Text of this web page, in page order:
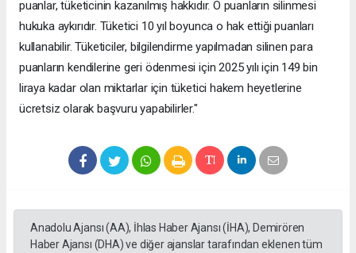
puanlar, tüketicinin kazanılmış hakkıdır. O puanların silinmesi
hukuka aykırıdır. Tüketici 10 yıl boyunca o hak ettiği puanları
kullanabilir. Tüketiciler, bilgilendirme yapılmadan silinen para
puanların kendilerine geri ödenmesi için 2025 yılı için 149 bin
liraya kadar olan miktarlar için tüketici hakem heyetlerine
ücretsiz olarak başvuru yapabilirler."
Anadolu Ajansı (AA), İhlas Haber Ajansı (İHA), Demirören
Haber Ajansı (DHA) ve diğer ajanslar tarafından eklenen tüm